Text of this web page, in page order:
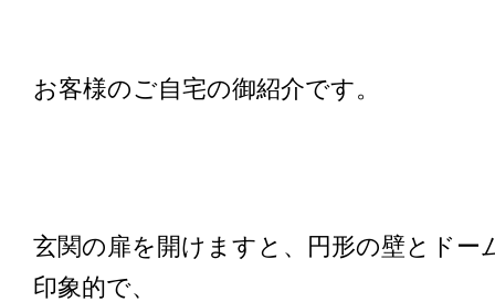
お客様のご自宅の御紹介です。
玄関の扉を開けますと、円形の壁とドー
印象的で、